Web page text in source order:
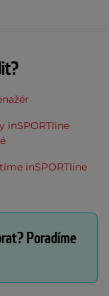
inSPORTline
inSPORTline
Poradíme